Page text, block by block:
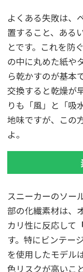
よくある失敗は、
置すること、ある
とです。これを防
の中に丸めた紙や
ら乾かすのが基本
交換すると乾燥が
りも「風」と「吸
地味ですが、この
よ。
スニーカーのソー
部の化繊素材は、
カリ性に反応して
す。特にビンテー
を使用したモデル
色リスクが高いこ